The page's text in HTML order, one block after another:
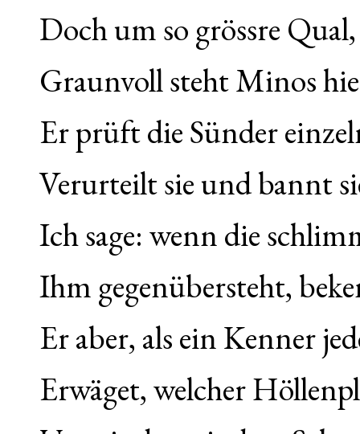
Doch um so grössre
Graunvoll steht Minos
Er prüft die Sünder
Verurteilt sie und bannt
Ich sage: wenn die
Ihm gegenübersteht,
Er aber, als ein Kenner
Erwäget, welcher